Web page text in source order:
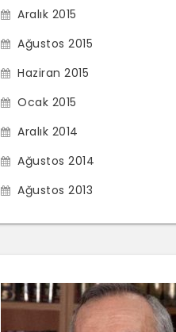
Aralık 2015
Ağustos 2015
Haziran 2015
Ocak 2015
Aralık 2014
Ağustos 2014
Ağustos 2013